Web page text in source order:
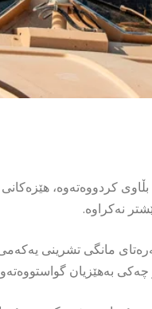
بڵاوی کردووەتەوە،
نەکراوە.
چەکی بەهێزیان